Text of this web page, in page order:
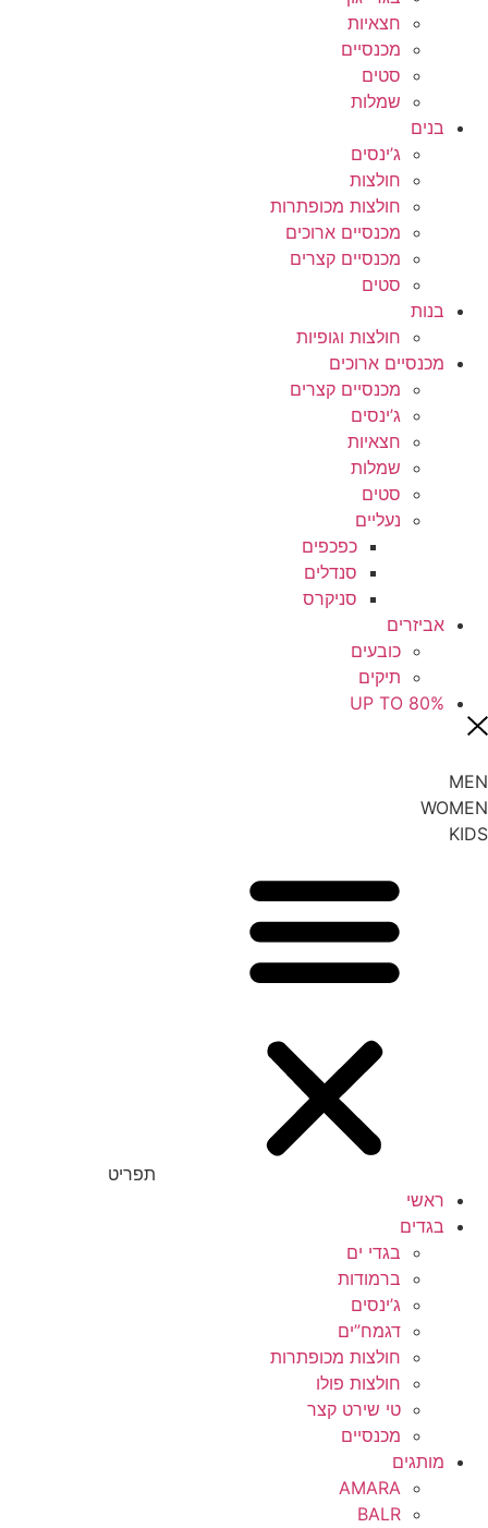
חצאיות
מכנסיים
סטים
שמלות
בנים
ג’ינסים
חולצות
חולצות מכופתרות
מכנסיים ארוכים
מכנסיים קצרים
סטים
בנות
חולצות וגופיות
מכנסיים ארוכים
מכנסיים קצרים
ג’ינסים
חצאיות
שמלות
סטים
נעליים
כפכפים
סנדלים
סניקרס
אביזרים
כובעים
תיקים
UP TO 80%
MEN
WOMEN
KIDS
תפריט
ראשי
בגדים
בגדי ים
ברמודות
ג’ינסים
דגמח”ים
חולצות מכופתרות
חולצות פולו
טי שירט קצר
מכנסיים
מותגים
AMARA
BALR